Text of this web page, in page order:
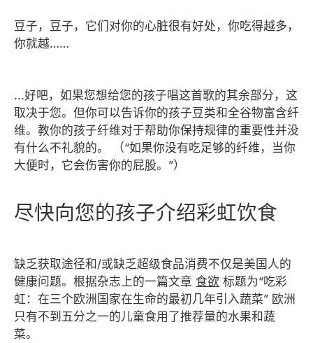
豆子，豆子，它们对你的心脏很有好处，你吃得越多，
你就越……
...好吧，如果您想给您的孩子唱这首歌的其余部分，这
取决于您。但你可以告诉你的孩子豆类和全谷物富含纤
维。教你的孩子纤维对于帮助你保持规律的重要性并没
有什么不礼貌的。 （“如果你没有吃足够的纤维，当你
大便时，它会伤害你的屁股。”）
尽快向您的孩子介绍彩虹饮食
缺乏获取途径和/或缺乏超级食品消费不仅是美国人的
健康问题。根据杂志上的一篇文章 食欲 标题为“吃彩
虹：在三个欧洲国家在生命的最初几年引入蔬菜” 欧洲
只有不到五分之一的儿童食用了推荐量的水果和蔬
菜。